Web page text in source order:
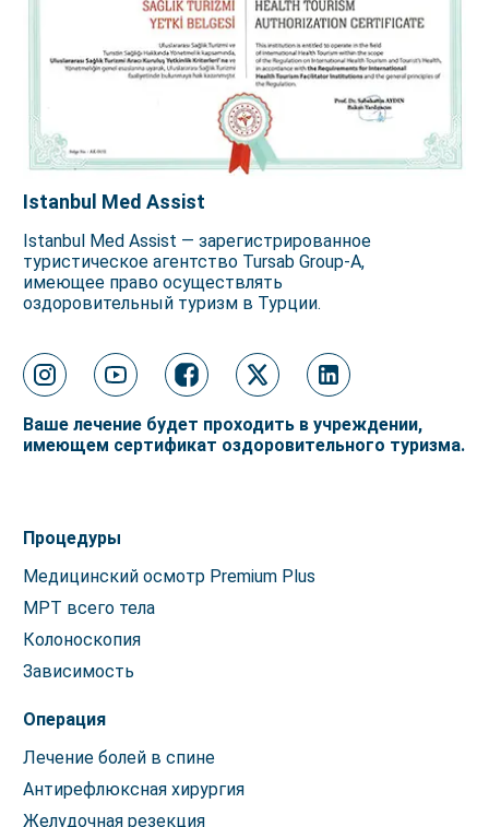
Istanbul Med Assist
Istanbul Med Assist — зарегистрированное
туристическое агентство Tursab Group-A,
имеющее право осуществлять
оздоровительный туризм в Турции.
Ваше лечение будет проходить в учреждении,
имеющем сертификат оздоровительного туризма.
Процедуры
Медицинский осмотр Premium Plus
МРТ всего тела
Колоноскопия
Зависимость
Операция
Лечение болей в спине
Антирефлюксная хирургия
Желудочная резекция